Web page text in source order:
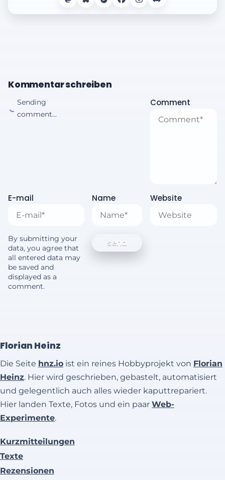
Kommentar schreiben
Sending
comment...
Comment
E-mail Name Website
By submitting your
data, you agree that
all entered data may
be saved and
displayed as a
comment.
Florian Heinz
Die Seite hnz.io ist ein reines Hobbyprojekt von Florian
Heinz. Hier wird geschrieben, gebastelt, automatisiert
und gelegentlich auch alles wieder kaputtrepariert.
Hier landen Texte, Fotos und ein paar Web-
Experimente.
Kurzmitteilungen
Texte
Rezensionen